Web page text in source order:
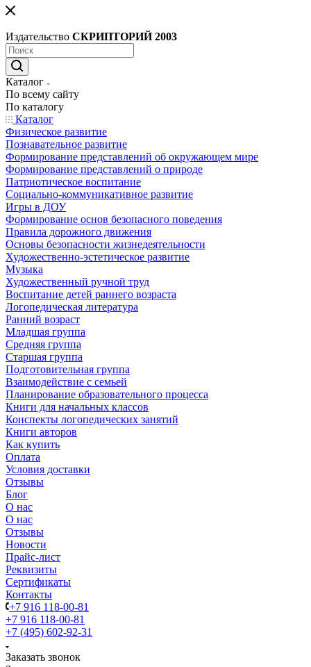
Издательство СКРИПТОРИЙ 2003
Каталог
По всему сайту
По каталогу
Каталог
Физическое развитие
Познавательное развитие
Формирование представлений об окружающем мире
Формирование представлений о природе
Патриотическое воспитание
Социально-коммуникативное развитие
Игры в ДОУ
Формирование основ безопасного поведения
Правила дорожного движения
Основы безопасности жизнедеятельности
Художественно-эстетическое развитие
Музыка
Художественный ручной труд
Воспитание детей раннего возраста
Логопедическая литература
Ранний возраст
Младшая группа
Средняя группа
Старшая группа
Подготовительная группа
Взаимодействие с семьей
Планирование образовательного процесса
Книги для начальных классов
Конспекты логопедических занятий
Книги авторов
Как купить
Оплата
Условия доставки
Отзывы
Блог
О нас
О нас
Отзывы
Новости
Прайс-лист
Реквизиты
Сертификаты
Контакты
+7 916 118-00-81
+7 916 118-00-81
+7 (495) 602-92-31
Заказать звонок